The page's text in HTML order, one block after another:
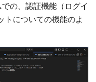
の、認証機能（ログイ
トについての機能のよ